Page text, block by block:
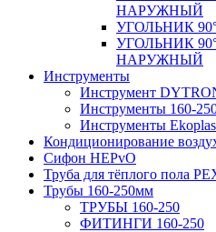
НАРУЖНЫЙ
УГОЛЬНИК
УГОЛЬНИК
НАРУЖНЫЙ
Инструменты
Инструмент
Инструменты 160-
Инструменты
Кондиционирование
Сифон HEPvO
Труба для тёплого пола
Трубы 160-250мм
ТРУБЫ 160-250
ФИТИНГИ 160-250